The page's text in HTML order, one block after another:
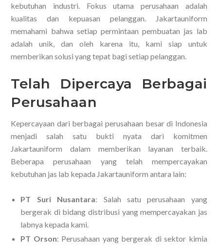
kebutuhan industri. Fokus utama perusahaan adalah
kualitas dan kepuasan pelanggan. Jakartauniform
memahami bahwa setiap permintaan pembuatan jas lab
adalah unik, dan oleh karena itu, kami siap untuk
memberikan solusi yang tepat bagi setiap pelanggan.
Telah Dipercaya Berbagai
Perusahaan
Kepercayaan dari berbagai perusahaan besar di Indonesia
menjadi salah satu bukti nyata dari komitmen
Jakartauniform dalam memberikan layanan terbaik.
Beberapa perusahaan yang telah mempercayakan
kebutuhan jas lab kepada Jakartauniform antara lain:
PT Suri Nusantara: Salah satu perusahaan yang
bergerak di bidang distribusi yang mempercayakan jas
labnya kepada kami.
PT Orson: Perusahaan yang bergerak di sektor kimia